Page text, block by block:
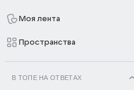
Моя лента
Пространства
В ТОПЕ НА ОТВЕТАХ